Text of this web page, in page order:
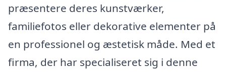
præsentere deres kunstværker,
familiefotos eller dekorative elementer på
en professionel og æstetisk måde. Med et
firma, der har specialiseret sig i denne